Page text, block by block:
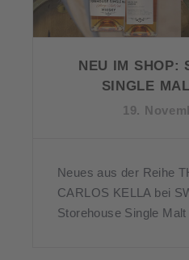
NEU IM SHOP:
SINGLE
19.
Neues aus der Reihe
CARLOS KELLA bei
Storehouse Single